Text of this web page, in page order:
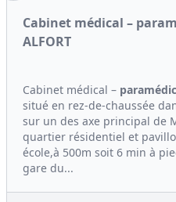
Cabinet médical –
ALFORT
Cabinet médical –
situé en rez-de-chaussée
sur un des axe principal de
quartier résidentiel et
école,à 500m soit 6 min à
gare du...